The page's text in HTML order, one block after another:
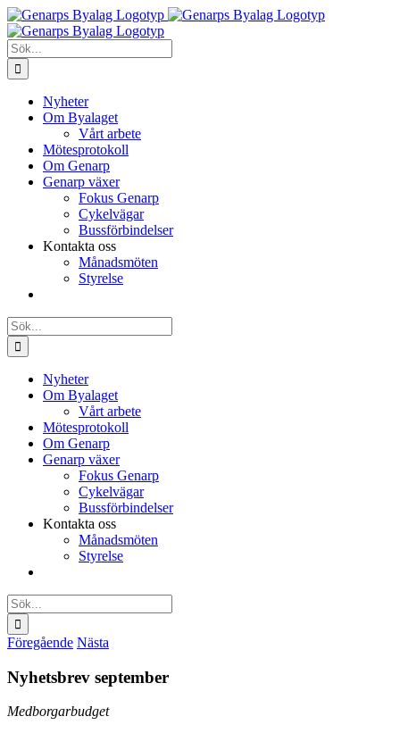
Fortsätt
till
innehållet
Sök
efter:
Nyheter
Om Byalaget
Vårt arbete
Mötesprotokoll
Om Genarp
Genarp växer
Fokus Genarp
Cykelvägar
Bussförbindelser
Kontakta oss
Månadsmöten
Styrelse
Sök
efter:
Nyheter
Om Byalaget
Vårt arbete
Mötesprotokoll
Om Genarp
Genarp växer
Fokus Genarp
Cykelvägar
Bussförbindelser
Kontakta oss
Månadsmöten
Styrelse
Sök
efter:
Föregående Nästa
Nyhetsbrev september
Medborgarbudget